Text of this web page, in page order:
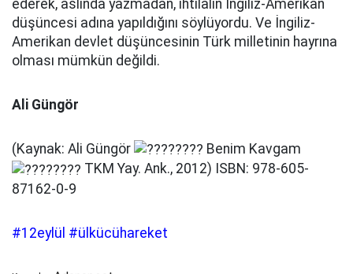
ederek, aslında yazmadan, ihtilalin İngiliz-Amerikan
düşüncesi adına yapıldığını söylüyordu. Ve İngiliz-
Amerikan devlet düşüncesinin Türk milletinin hayrına
olması mümkün değildi.
Ali Güngör
(Kaynak: Ali Güngör
Benim Kavgam
TKM Yay. Ank., 2012) ISBN: 978-605-
87162-0-9
#12eylül #ülkücühareket